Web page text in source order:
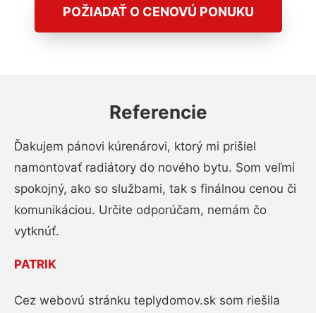
POŽIADAŤ O CENOVÚ PONUKU
Referencie
Ďakujem pánovi kúrenárovi, ktorý mi prišiel
namontovať radiátory do nového bytu. Som veľmi
spokojný, ako so službami, tak s finálnou cenou či
komunikáciou. Určite odporúčam, nemám čo
vytknúť.
PATRIK
Cez webovú stránku teplydomov.sk som riešila